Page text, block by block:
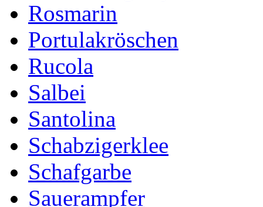
Rosmarin
Portulakröschen
Rucola
Salbei
Santolina
Schabzigerklee
Schafgarbe
Sauerampfer